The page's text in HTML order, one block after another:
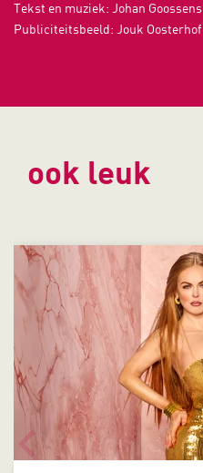
Tekst en muziek: Johan Goossens
Publiciteitsbeeld: Jouk Oosterhof
ook leuk